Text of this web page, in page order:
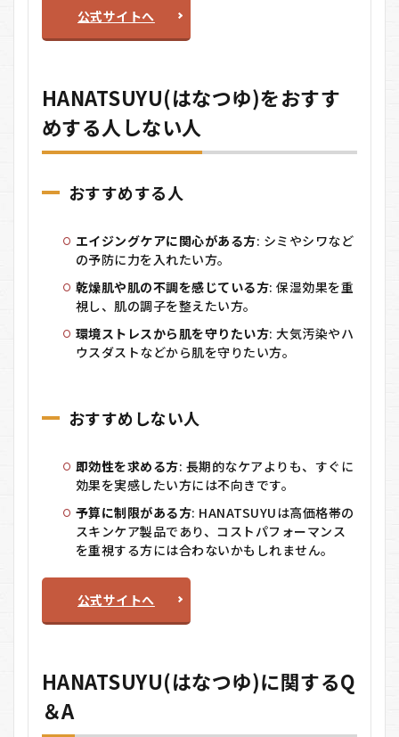
公式サイトへ
HANATSUYU(はなつゆ)をおすす
めする人しない人
おすすめする人
エイジングケアに関心がある方: シミやシワなど
の予防に力を入れたい方。
乾燥肌や肌の不調を感じている方: 保湿効果を重
視し、肌の調子を整えたい方。
環境ストレスから肌を守りたい方: 大気汚染やハ
ウスダストなどから肌を守りたい方。
おすすめしない人
即効性を求める方: 長期的なケアよりも、すぐに
効果を実感したい方には不向きです。
予算に制限がある方: HANATSUYUは高価格帯の
スキンケア製品であり、コストパフォーマンス
を重視する方には合わないかもしれません。
公式サイトへ
HANATSUYU(はなつゆ)に関するQ
＆A